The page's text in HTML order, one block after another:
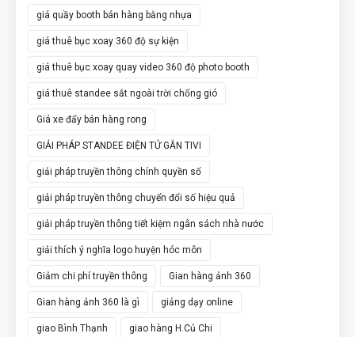
giá quầy booth bán hàng bằng nhựa
giá thuê bục xoay 360 độ sự kiện
giá thuê bục xoay quay video 360 độ photo booth
giá thuê standee sắt ngoài trời chống gió
Giá xe đẩy bán hàng rong
GIẢI PHÁP STANDEE ĐIỆN TỬ GẮN TIVI
giải pháp truyền thông chính quyền số
giải pháp truyền thông chuyển đổi số hiệu quả
giải pháp truyền thông tiết kiệm ngân sách nhà nước
giải thích ý nghĩa logo huyện hóc môn
Giảm chi phí truyền thông Gian hàng ảnh 360
Gian hàng ảnh 360 là gì giảng dạy online
giao Bình Thạnh giao hàng H.Củ Chi